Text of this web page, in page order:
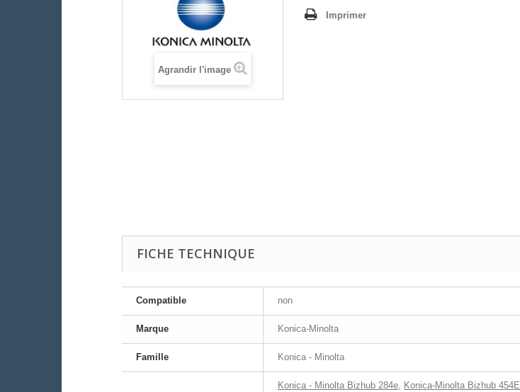
Agrandir l'image
Imprimer
FICHE TECHNIQUE
Compatible non
Marque Konica-Minolta
Famille Konica - Minolta
Konica - Minolta Bizhub 284e, Konica-Minolta Bizhub 454E